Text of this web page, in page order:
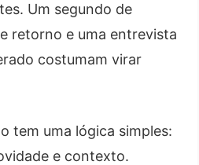
Um segundo de
retorno e uma entrevista
costumam virar
tem uma lógica simples:
e contexto.